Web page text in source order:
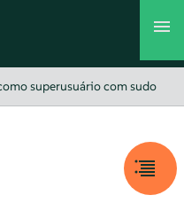
superusuário com sudo